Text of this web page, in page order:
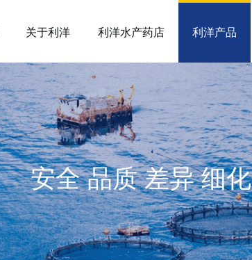
关于利洋 利洋水产药店 利洋产品
安全 品质 差异 细化